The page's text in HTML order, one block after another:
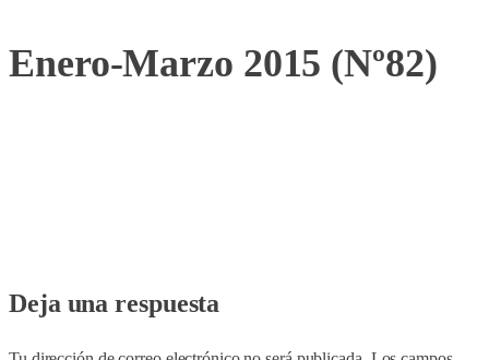
Enero-Marzo 2015 (Nº82)
Deja una respuesta